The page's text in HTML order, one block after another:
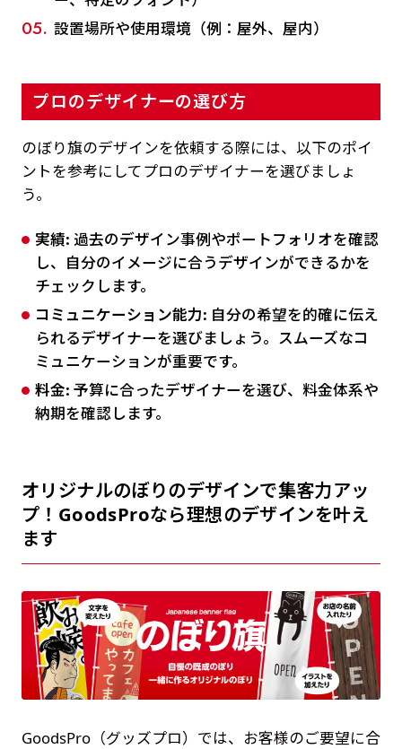
設置場所や使用環境（例：屋外、屋内）
プロのデザイナーの選び方
のぼり旗のデザインを依頼する際には、以下のポイ
ントを参考にしてプロのデザイナーを選びましょ
う。
実績: 過去のデザイン事例やポートフォリオを確認
し、自分のイメージに合うデザインができるかを
チェックします。
コミュニケーション能力: 自分の希望を的確に伝え
られるデザイナーを選びましょう。スムーズなコ
ミュニケーションが重要です。
料金: 予算に合ったデザイナーを選び、料金体系や
納期を確認します。
オリジナルのぼりのデザインで集客力アッ
プ！GoodsProなら理想のデザインを叶え
ます
GoodsPro（グッズプロ）では、お客様のご要望に合